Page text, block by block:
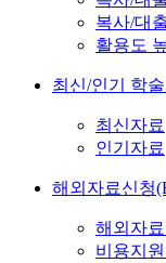
복사/대
활용도
최신/인기 학
최신자료
인기자료
해외자료신청
해외자
비용지